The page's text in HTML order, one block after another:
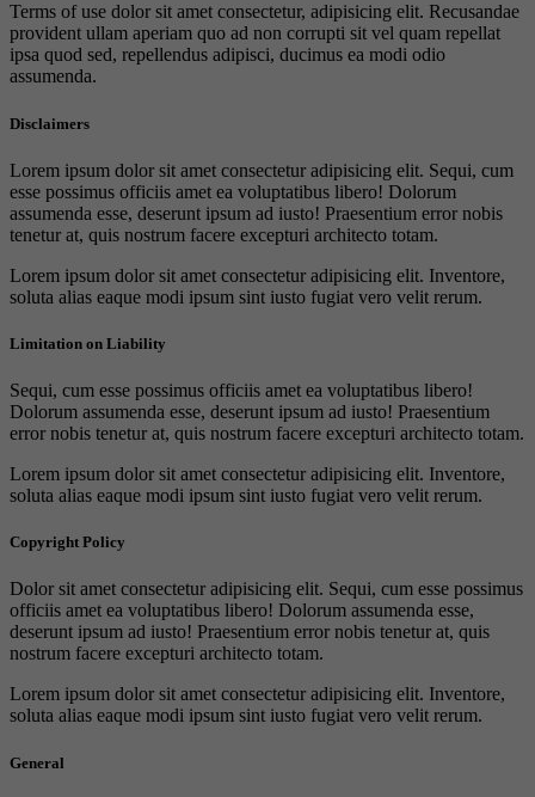
Terms of use dolor sit amet consectetur, adipisicing elit. Recusandae
provident ullam aperiam quo ad non corrupti sit vel quam repellat
ipsa quod sed, repellendus adipisci, ducimus ea modi odio
assumenda.
Disclaimers
Lorem ipsum dolor sit amet consectetur adipisicing elit. Sequi, cum
esse possimus officiis amet ea voluptatibus libero! Dolorum
assumenda esse, deserunt ipsum ad iusto! Praesentium error nobis
tenetur at, quis nostrum facere excepturi architecto totam.
Lorem ipsum dolor sit amet consectetur adipisicing elit. Inventore,
soluta alias eaque modi ipsum sint iusto fugiat vero velit rerum.
Limitation on Liability
Sequi, cum esse possimus officiis amet ea voluptatibus libero!
Dolorum assumenda esse, deserunt ipsum ad iusto! Praesentium
error nobis tenetur at, quis nostrum facere excepturi architecto totam.
Lorem ipsum dolor sit amet consectetur adipisicing elit. Inventore,
soluta alias eaque modi ipsum sint iusto fugiat vero velit rerum.
Copyright Policy
Dolor sit amet consectetur adipisicing elit. Sequi, cum esse possimus
officiis amet ea voluptatibus libero! Dolorum assumenda esse,
deserunt ipsum ad iusto! Praesentium error nobis tenetur at, quis
nostrum facere excepturi architecto totam.
Lorem ipsum dolor sit amet consectetur adipisicing elit. Inventore,
soluta alias eaque modi ipsum sint iusto fugiat vero velit rerum.
General